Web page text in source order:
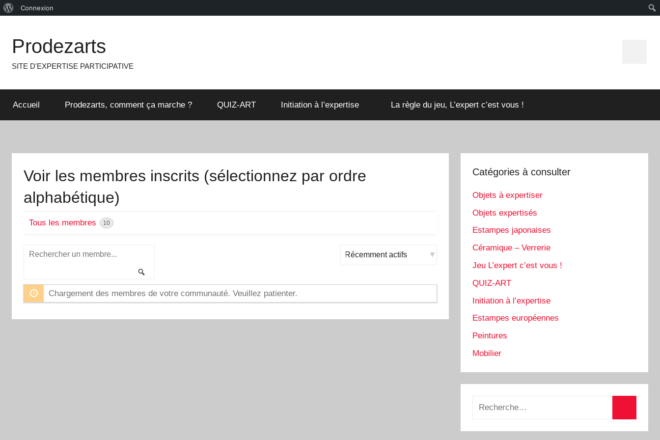
de
WordPress
Connexion
contenuProdezarts
SITE D'EXPERTISE PARTICIPATIVE
Accueil Prodezarts, comment ça marche ? QUIZ-ART Initiation à l’expertise La règle du jeu, L’expert c’est vous !
Voir les membres inscrits (sélectionnez par ordre
alphabétique)
Tous les membres 10
Rechercher
Chargement des membres de votre communauté. Veuillez patienter.
Catégories à consulter
Objets à expertiser
Objets expertisés
Estampes japonaises
Céramique – Verrerie
Jeu L’expert c’est vous !
QUIZ-ART
Initiation à l’expertise
Estampes européennes
Peintures
Mobilier